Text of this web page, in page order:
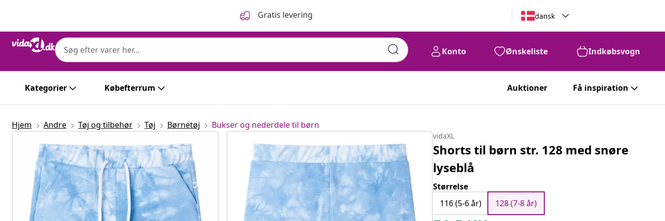
Gratis levering dansk
Konto Ønskeliste Indkøbsvogn
Kategorier Købefterrum Auktioner Få inspiration
Hjem Andre Tøj og tilbehør Tøj Børnetøj Bukser og nederdele til børn
vidaXL
Shorts til børn str. 128 med snøre
lyseblå
Størrelse
116 (5-6 år)
128 (7-8 år)